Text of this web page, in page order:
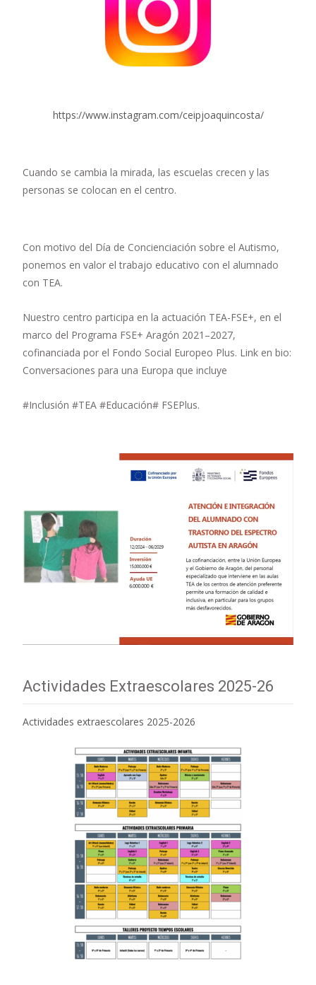
https://www.instagram.com/ceipjoaquincosta/
Cuando se cambia la mirada, las escuelas crecen y las
personas se colocan en el centro.
Con motivo del Día de Concienciación sobre el Autismo,
ponemos en valor el trabajo educativo con el alumnado
con TEA.
Nuestro centro participa en la actuación TEA-FSE+, en el
marco del Programa FSE+ Aragón 2021–2027,
cofinanciada por el Fondo Social Europeo Plus. Link en bio:
Conversaciones para una Europa que incluye
#Inclusión #TEA #Educación# FSEPlus.
Actividades Extraescolares 2025-26
Actividades extraescolares 2025-2026